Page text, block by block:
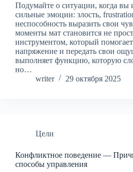
Подумайте о ситуации, когда вы
сильные эмоции: злость,
неспособность выразить свои
моменты мат становится не
инструментом, который
напряжение и передать свои
выполняет функцию, которую
но…
writer
29 октября 2025
Цели
Конфликтное поведение —
способы управления